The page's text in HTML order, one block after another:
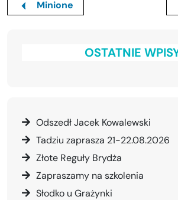
Minione
OSTATNIE
Odszedł Jacek Kowalewski
Tadziu zaprasza 21-22.08.2026
Złote Reguły Brydża
Zapraszamy na szkolenia
Słodko u Grażynki